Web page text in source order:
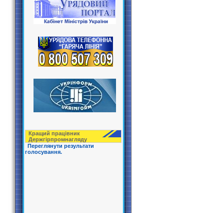
Кращий працівник
Держгірпрoмнагляду
Переглянути результати
голосування.